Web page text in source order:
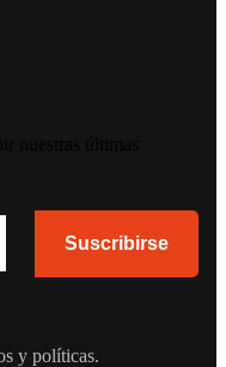
Suscribirse
y políticas.